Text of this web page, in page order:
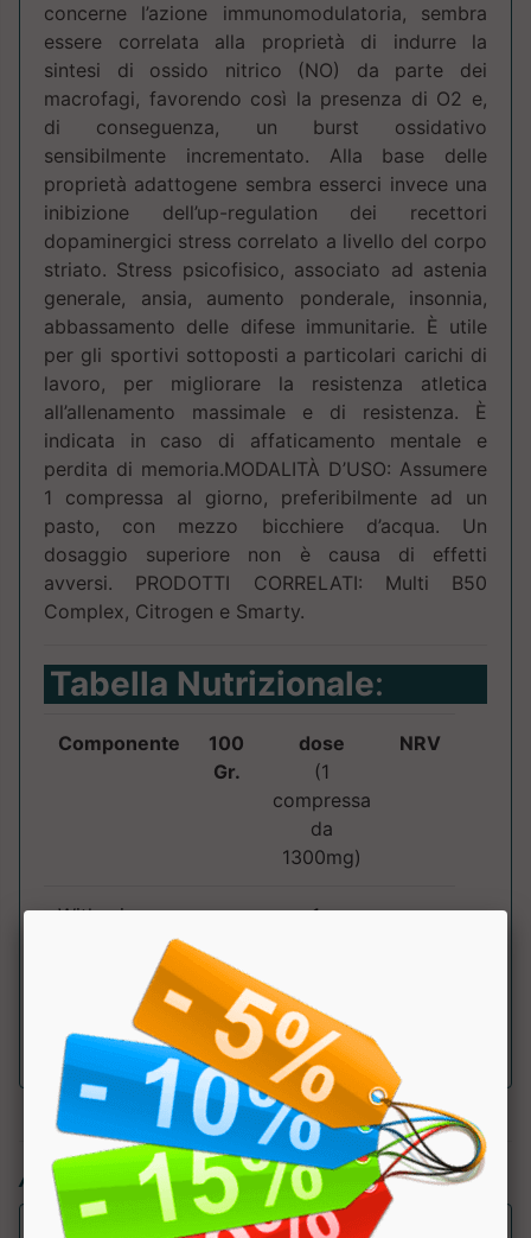
concerne l’azione immunomodulatoria, sembra
essere correlata alla proprietà di indurre la
sintesi di ossido nitrico (NO) da parte dei
macrofagi, favorendo così la presenza di O2 e,
di conseguenza, un burst ossidativo
sensibilmente incrementato. Alla base delle
proprietà adattogene sembra esserci invece una
inibizione dell’up-regulation dei recettori
dopaminergici stress correlato a livello del corpo
striato. Stress psicofisico, associato ad astenia
generale, ansia, aumento ponderale, insonnia,
abbassamento delle difese immunitarie. È utile
per gli sportivi sottoposti a particolari carichi di
lavoro, per migliorare la resistenza atletica
all’allenamento massimale e di resistenza. È
indicata in caso di affaticamento mentale e
perdita di memoria.MODALITÀ D’USO: Assumere
1 compressa al giorno, preferibilmente ad un
pasto, con mezzo bicchiere d’acqua. Un
dosaggio superiore non è causa di effetti
avversi. PRODOTTI CORRELATI: Multi B50
Complex, Citrogen e Smarty.
Tabella Nutrizionale:
Componente
100
Gr.
dose
(1
compressa
da
1300mg)
NRV
Withania e.s. 1g
Withanolidi
Articoli simili: